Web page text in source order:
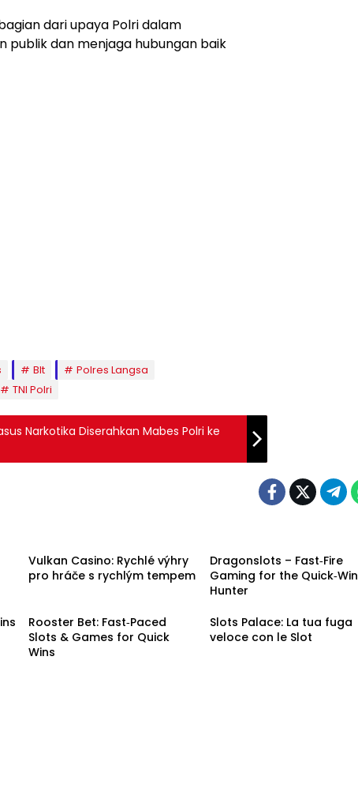
dari upaya Polri dalam
publik dan menjaga hubungan baik
Blt
Polres Langsa
TNI Polri
Narkotika Diserahkan Mabes Polri ke
Vulkan Casino: Rychlé výhry
pro hráče s rychlým tempem
Dragonslots – Fast‑Fire
Gaming for the Quick‑Win
Hunter
Rooster Bet: Fast‑Paced
Slots & Games for Quick
Wins
Slots Palace: La tua fuga
veloce con le Slot